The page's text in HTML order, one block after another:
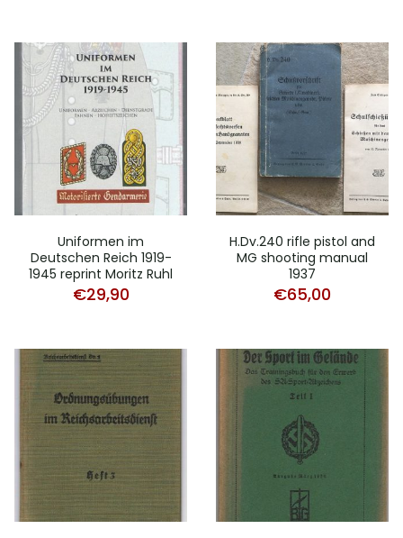
€59,00.€29,50.
€39,00.
Uniformen im
Deutschen Reich 1919-
1945 reprint Moritz Ruhl
€29,90
H.Dv.240 rifle pistol and
MG shooting manual
1937
€65,00